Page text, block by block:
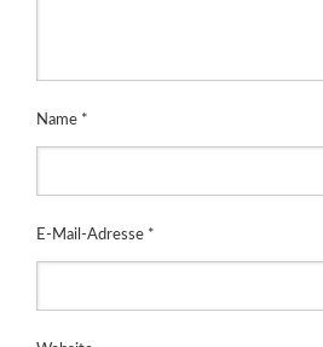
Name *
E-Mail-Adresse *